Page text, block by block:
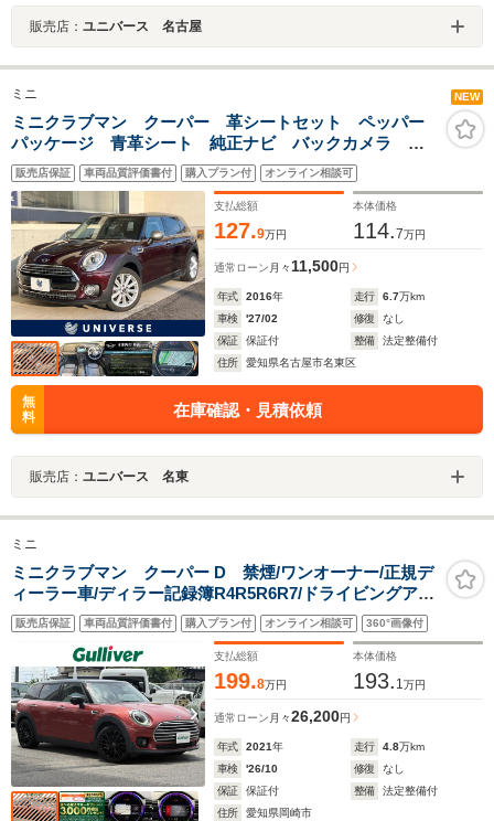
販売店： ユニバース 名古屋
ミニ NEW
ミニクラブマン クーパー 革シートセット ペッパー
パッケージ 青革シート 純正ナビ バックカメラ 前
席パワーシート 前席シートヒーター リアコーナーセ
ンサー LEDヘッドライト クルーズコントロール コ
ンフォートアクセス 禁煙
販売店保証 車両品質評価書付 購入プラン付 オンライン相談可
支払総額
127.9万円
本体価格
114.7万円
通常ローン 月々11,500円
年式 2016年 走行 6.7万km
車検
'27/02 修復
なし
保証
保証付 整備
法定整備付
住所
愛知県名古屋市名東区
無
料
在庫確認・見積依頼
販売店： ユニバース 名東
ミニ
ミニクラブマン クーパー D 禁煙/ワンオーナー/正規デ
ィーラー車/ディラー記録簿R4R5R6R7/ドライビングアシ
ストPKGプラス/パーキングアシストPKG/純正ナ
ビ/USB/FM/AM/Bluetooth/純正ドラレコ
販売店保証 車両品質評価書付 購入プラン付 オンライン相談可 360°画像付
支払総額
199.8万円
本体価格
193. 1万円
通常ローン 月々26,200円
年式 2021年 走行 4.8万km
車検
'26/10 修復
なし
保証
保証付 整備
法定整備付
住所
愛知県岡崎市